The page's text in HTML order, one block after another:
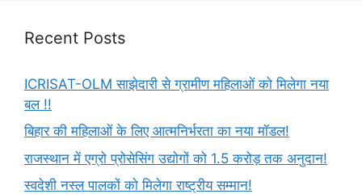
Recent Posts
ICRISAT-OLM साझेदारी से ग्रामीण महिलाओं को मिलेगा नया
बल !!
बिहार की महिलाओं के लिए आत्मनिर्भरता का नया मॉडल!
राजस्थान में एग्रो प्रोसेसिंग उद्योगों को 1.5 करोड़ तक अनुदान!
स्वदेशी नस्ल पालकों को मिलेगा राष्ट्रीय सम्मान!